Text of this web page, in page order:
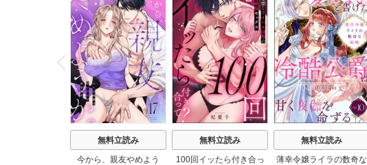
P
r
e
v
i
o
u
s
無料立読み
今から、親友やめよう
無料立読み
100回イッたら付き合っ
無料立読み
薄幸令嬢ライラの数奇な